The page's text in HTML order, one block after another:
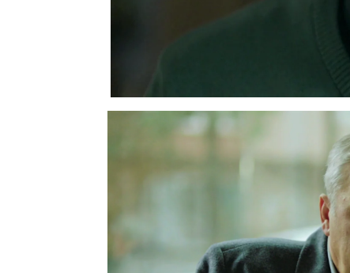
A Metin le extrañó
de que sufriera un
enfermera de refiriera
como su madre. Por
que… ¡el pequeño no
Después de
inquilina
Metin decidió
explicaciones. Ayten
ver que su casero
con quién debía hablar
respuestas que
“¿Quién es la vecina?